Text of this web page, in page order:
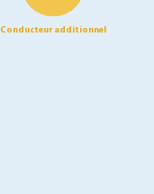
Conducteur additionnel